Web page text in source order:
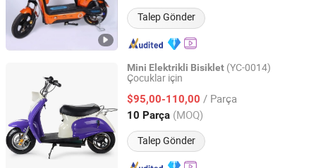
Talep Gönder
Mini Elektrikli Bisiklet (YC-0014)
Çocuklar için
$95,00-110,00 / Parça
10 Parça (MOQ)
Talep Gönder
Yongkang Yucheng Hardware Products Factory
Zhejiang, China Fiyat 2013